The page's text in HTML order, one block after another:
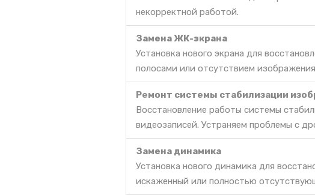
некорректной работой.
Замена ЖК-экрана
Установка нового экрана для
полосами или отсутствием
Ремонт системы стабилизации
Восстановление работы системы
видеозаписей. Устраняем проблемы с
Замена динамика
Установка нового динамика для
искаженный или полностью